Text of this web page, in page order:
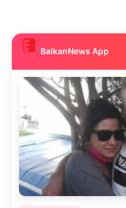
BalkanNews App